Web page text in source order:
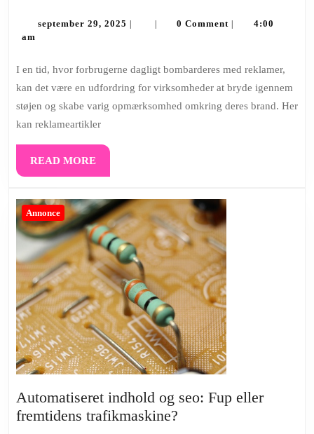
til
booste
din
virksomheds
synlighed
september 29, 2025 september
0 Comment
4:00
am
I en tid, hvor forbrugerne dagligt bombarderes med reklamer,
kan det være en udfordring for virksomheder at bryde igennem
støjen og skabe varig opmærksomhed omkring deres brand. Her
kan reklameartikler
READ MOREREAD
MORE
Annonce
Automatiseret indhold og seo: Fup eller
fremtidens trafikmaskine?